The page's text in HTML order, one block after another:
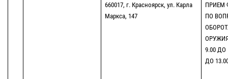
660017, г. Красноярск, ул. Карла
Маркса, 147
ПРИЕМ
ПО
9.00 ДО
ДО